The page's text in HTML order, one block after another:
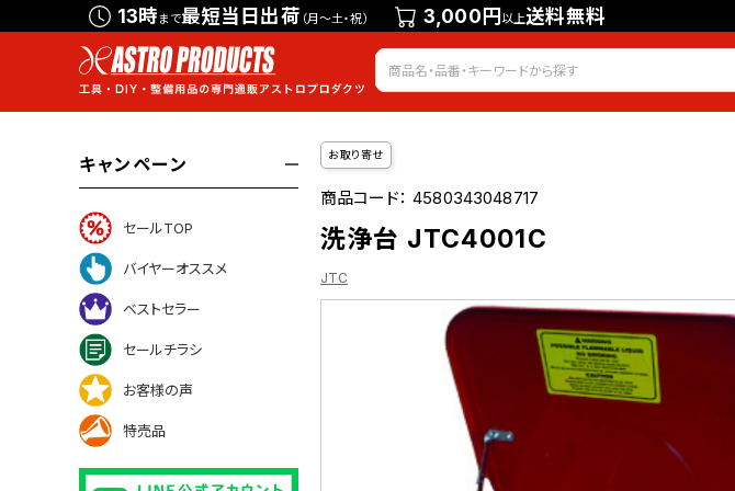
13時まで最短当日出荷 （月～土・祝） 3,000円以上送料無料
会員登録 ログイン お気に入り
キャンペーン
セールTOP
バイヤーオススメ
ベストセラー
セールチラシ
お客様の声
特売品
お取り寄せ
商品コード：4580343048717
洗浄台 JTC4001C
JTC